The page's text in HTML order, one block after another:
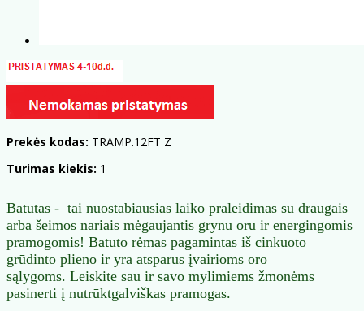
Prekės kodas: TRAMP.12FT Z
Turimas kiekis: 1
Batutas - tai nuostabiausias laiko praleidimas su draugais
arba šeimos nariais mėgaujantis grynu oru ir energingomis
pramogomis! Batuto rėmas pagamintas iš cinkuoto
grūdinto plieno ir yra atsparus įvairioms oro
sąlygoms. Leiskite sau ir savo mylimiems žmonėms
pasinerti į nutrūktgalviškas pramogas.